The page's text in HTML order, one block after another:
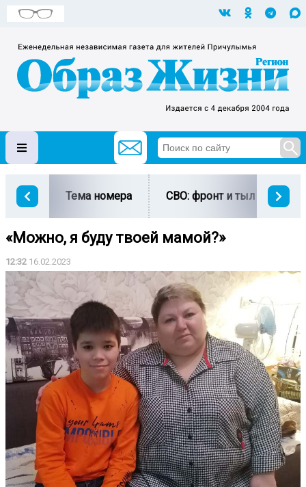
Тема номера СВО: фронт и тыл
«Можно, я буду твоей мамой?»
12:32 16.02.2023